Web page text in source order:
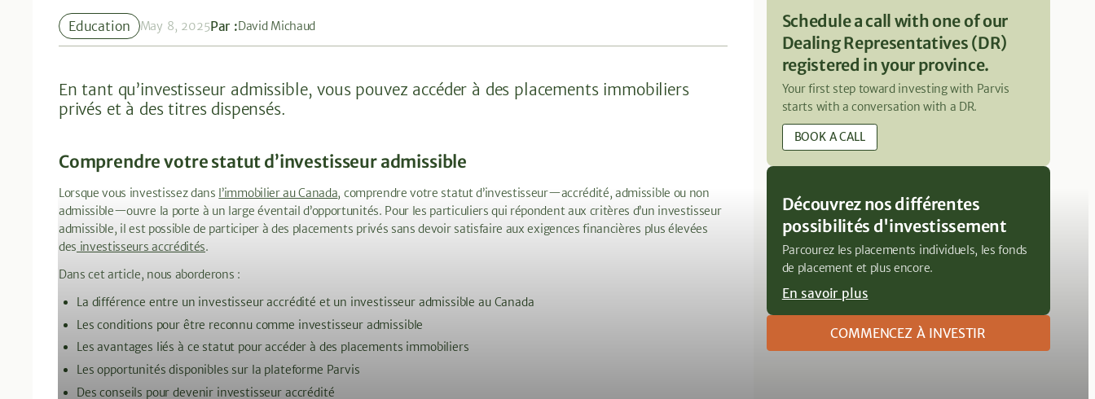
Education May 8, 2025Par :David Michaud
En tant qu’investisseur admissible, vous pouvez accéder à des placements immobiliers
privés et à des titres dispensés.
Comprendre votre statut d’investisseur admissible
Lorsque vous investissez dans l’immobilier au Canada, comprendre votre statut d’investisseur—accrédité, admissible ou non
admissible—ouvre la porte à un large éventail d’opportunités. Pour les particuliers qui répondent aux critères d’un investisseur
admissible, il est possible de participer à des placements privés sans devoir satisfaire aux exigences financières plus élevées
des investisseurs accrédités.
Dans cet article, nous aborderons :
La différence entre un investisseur accrédité et un investisseur admissible au Canada
Les conditions pour être reconnu comme investisseur admissible
Les avantages liés à ce statut pour accéder à des placements immobiliers
Les opportunités disponibles sur la plateforme Parvis
Des conseils pour devenir investisseur accrédité
Schedule a call with one of our
Dealing Representatives (DR)
registered in your province.
Your first step toward investing with Parvis
starts with a conversation with a DR.
BOOK A CALL
Découvrez nos différentes
possibilités d'investissement
Parcourez les placements individuels, les fonds
de placement et plus encore.
En savoir plus
COMMENCEZ À INVESTIR